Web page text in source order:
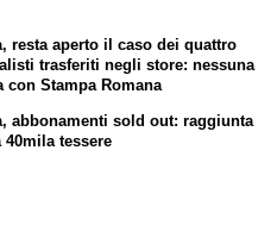
resta aperto il caso dei quattro
trasferiti negli store: nessuna
con Stampa Romana
abbonamenti sold out: raggiunta
40mila tessere